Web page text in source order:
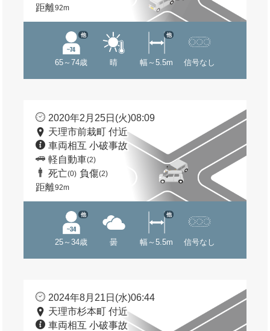
距離92m
65～74歳
他
晴 幅～5.5m
他
信号なし
2020年2月25日(火)08:09
天理市前栽町 付近
車両相互 小破事故
軽自動車(2)
死亡(0) 負傷(2)
距離92m
25～34歳
他
曇 幅～5.5m
他
信号なし
2024年8月21日(水)06:44
天理市杉本町 付近
車両相互 小破事故